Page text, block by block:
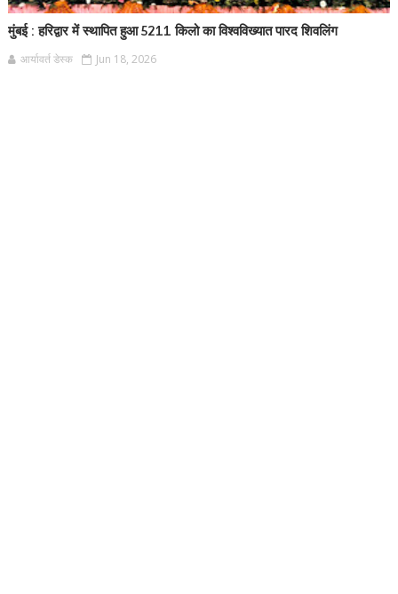
मुंबई : हरिद्वार में स्थापित हुआ 5211 किलो का विश्वविख्यात पारद शिवलिंग
आर्यावर्त डेस्क Jun 18, 2026